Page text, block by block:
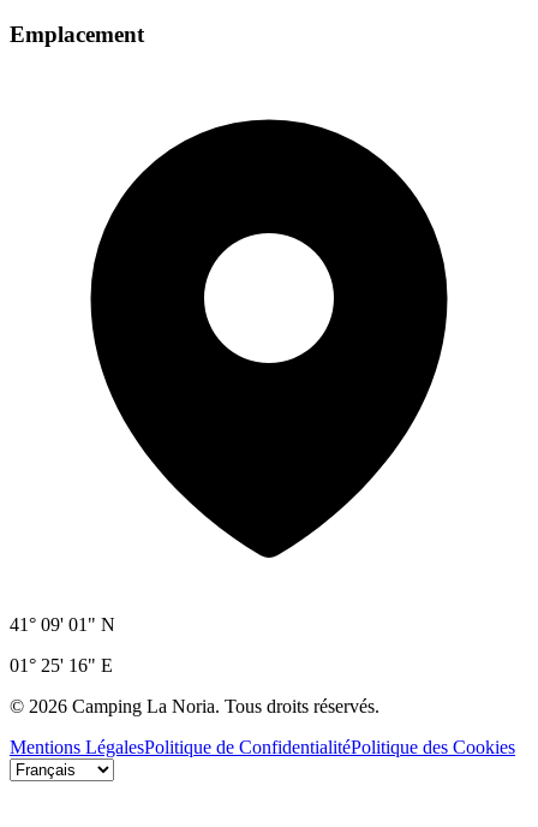
Emplacement
41° 09' 01" N
01° 25' 16" E
© 2026 Camping La Noria. Tous droits réservés.
Mentions LégalesPolitique de ConfidentialitéPolitique des Cookies